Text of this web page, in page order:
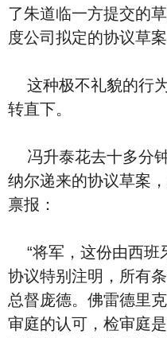
了朱道临一方提交的
度公司拟定的协议草
这种极不礼貌的行
转直下。
冯升泰花去十多分
纳尔递来的协议草案
禀报：
“将军，这份由西班
协议特别注明，所有
总督庞德。佛雷德里
审庭的认可，检审庭